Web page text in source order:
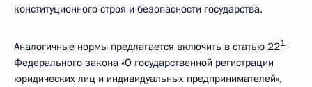
конституционного строя и безопасности государства.
Аналогичные нормы предлагается включить в статью 221
Федерального закона «О государственной регистрации
юридических лиц и индивидуальных предпринимателей»,